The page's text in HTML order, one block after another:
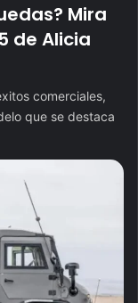
Mira
de Alicia
comerciales,
que se destaca